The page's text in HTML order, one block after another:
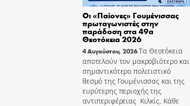
Οι «Παίονες» Γουμένισσας
πρωταγωνιστές στην
παράδοση στα 49α
Θεοτόκεια 2026
4 Αυγούστου, 2026Τα Θεοτόκεια
αποτελούν τον μακροβιότερο και
σημαντικότερο πολιτιστικό
θεσμό της Γουμένισσας και της
ευρύτερης περιοχής της
αντιπεριφέρειας Κιλκίς. Κάθε